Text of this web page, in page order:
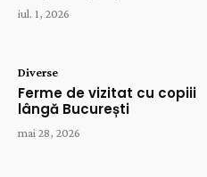
iul. 1, 2026
Diverse
Ferme de vizitat cu copiii
lângă București
mai 28, 2026